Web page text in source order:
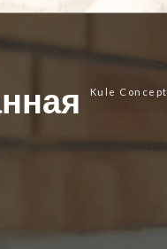
Kule Concept